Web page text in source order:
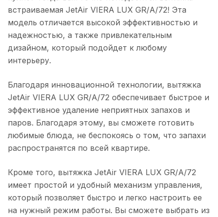
встраиваемая JetAir VIERA LUX GR/A/72! Эта
модель отличается высокой эффективностью и
надежностью, а также привлекательным
дизайном, который подойдет к любому
интерьеру.
Благодаря инновационной технологии, вытяжка
JetAir VIERA LUX GR/A/72 обеспечивает быстрое и
эффективное удаление неприятных запахов и
паров. Благодаря этому, вы сможете готовить
любимые блюда, не беспокоясь о том, что запахи
распространятся по всей квартире.
Кроме того, вытяжка JetAir VIERA LUX GR/A/72
имеет простой и удобный механизм управления,
который позволяет быстро и легко настроить ее
на нужный режим работы. Вы сможете выбрать из